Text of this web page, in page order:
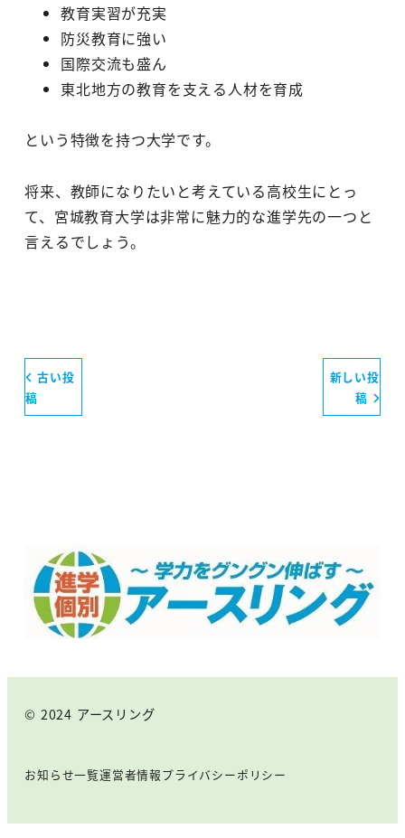
教育実習が充実
防災教育に強い
国際交流も盛ん
東北地方の教育を支える人材を育成
という特徴を持つ大学です。
将来、教師になりたいと考えている高校生にとっ
て、宮城教育大学は非常に魅力的な進学先の一つと
言えるでしょう。
古い投
稿
新しい投
稿
© 2024 アースリング
お知らせ一覧運営者情報プライバシーポリシー